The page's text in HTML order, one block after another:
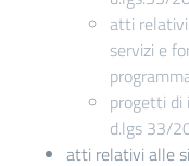
atti relativi
servizi e
progetti di
d.lgs 33/
atti relativi alle